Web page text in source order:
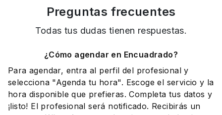
Preguntas frecuentes
Todas tus dudas tienen respuestas.
¿Cómo agendar en Encuadrado?
Para agendar, entra al perfil del profesional y
selecciona "Agenda tu hora". Escoge el servicio y la
hora disponible que prefieras. Completa tus datos y
¡listo! El profesional será notificado. Recibirás un